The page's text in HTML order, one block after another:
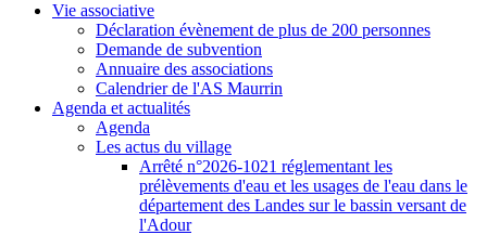
Vie associative
Déclaration évènement de plus de 200 personnes
Demande de subvention
Annuaire des associations
Calendrier de l'AS Maurrin
Agenda et actualités
Agenda
Les actus du village
Arrêté n°2026-1021 réglementant les
prélèvements d'eau et les usages de l'eau dans le
département des Landes sur le bassin versant de
l'Adour